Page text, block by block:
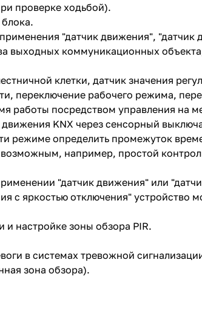
проверке ходьбой).
"датчик движения", "датчик
выходных коммуникационных
клетки, датчик значения
переключение рабочего режима,
работы посредством управления на
KNX через сенсорный
режиме определить промежуток
возможным, например, простой
"датчик движения" или
с яркостью отключения" устройство
настройке зоны обзора PIR.
в системах тревожной
зона обзора).